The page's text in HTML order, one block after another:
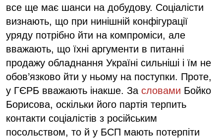
все ще має шанси на добудову. Соціалісти
визнають, що при нинішній конфігурації
уряду потрібно йти на компроміси, але
вважають, що їхні аргументи в питанні
продажу обладнання Україні сильніші і їм не
обов’язково йти у ньому на поступки. Проте,
у ГЄРБ вважають інакше. За словами Бойко
Борисова, оскільки його партія терпить
контакти соціалістів з російським
посольством, то й у БСП мають потерпіти